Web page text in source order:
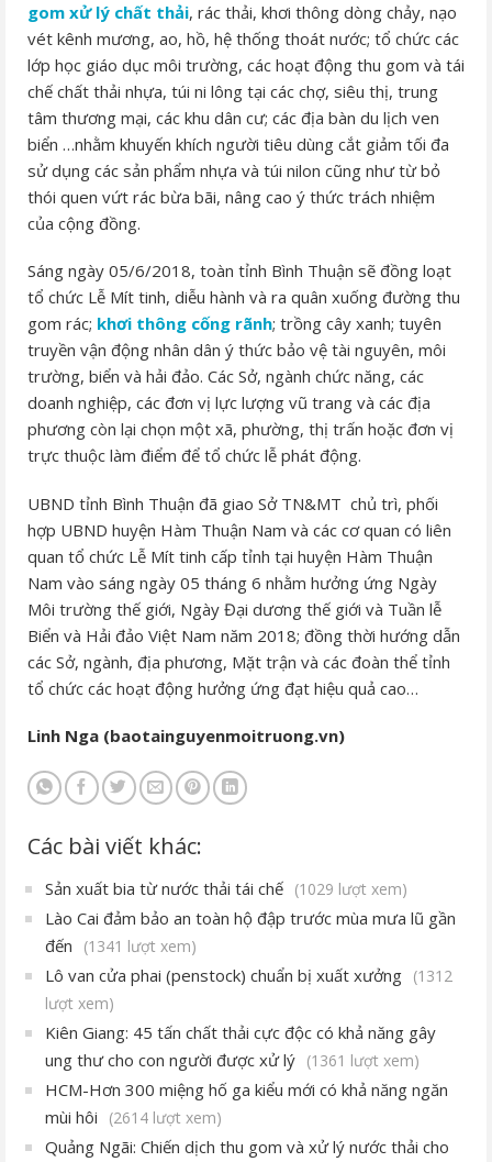
gom xử lý chất thải, rác thải, khơi thông dòng chảy, nạo
vét kênh mương, ao, hồ, hệ thống thoát nước; tổ chức các
lớp học giáo dục môi trường, các hoạt động thu gom và tái
chế chất thải nhựa, túi ni lông tại các chợ, siêu thị, trung
tâm thương mại, các khu dân cư; các địa bàn du lịch ven
biển …nhằm khuyến khích người tiêu dùng cắt giảm tối đa
sử dụng các sản phẩm nhựa và túi nilon cũng như từ bỏ
thói quen vứt rác bừa bãi, nâng cao ý thức trách nhiệm
của cộng đồng.
Sáng ngày 05/6/2018, toàn tỉnh Bình Thuận sẽ đồng loạt
tổ chức Lễ Mít tinh, diễu hành và ra quân xuống đường thu
gom rác; khơi thông cống rãnh; trồng cây xanh; tuyên
truyền vận động nhân dân ý thức bảo vệ tài nguyên, môi
trường, biển và hải đảo. Các Sở, ngành chức năng, các
doanh nghiệp, các đơn vị lực lượng vũ trang và các địa
phương còn lại chọn một xã, phường, thị trấn hoặc đơn vị
trực thuộc làm điểm để tổ chức lễ phát động.
UBND tỉnh Bình Thuận đã giao Sở TN&MT chủ trì, phối
hợp UBND huyện Hàm Thuận Nam và các cơ quan có liên
quan tổ chức Lễ Mít tinh cấp tỉnh tại huyện Hàm Thuận
Nam vào sáng ngày 05 tháng 6 nhằm hưởng ứng Ngày
Môi trường thế giới, Ngày Đại dương thế giới và Tuần lễ
Biển và Hải đảo Việt Nam năm 2018; đồng thời hướng dẫn
các Sở, ngành, địa phương, Mặt trận và các đoàn thể tỉnh
tổ chức các hoạt động hưởng ứng đạt hiệu quả cao…
Linh Nga (baotainguyenmoitruong.vn)
Các bài viết khác:
Sản xuất bia từ nước thải tái chế (1029 lượt xem)
Lào Cai đảm bảo an toàn hộ đập trước mùa mưa lũ gần
đến
(1341 lượt xem)
Lô van cửa phai (penstock) chuẩn bị xuất xưởng (1312
lượt xem)
Kiên Giang: 45 tấn chất thải cực độc có khả năng gây
ung thư cho con người được xử lý (1361 lượt xem)
HCM-Hơn 300 miệng hố ga kiểu mới có khả năng ngăn
mùi hôi
(2614 lượt xem)
Quảng Ngãi: Chiến dịch thu gom và xử lý nước thải cho